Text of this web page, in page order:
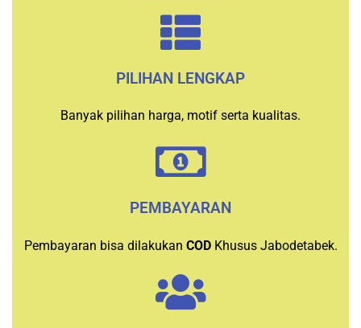
PILIHAN LENGKAP
Banyak pilihan harga, motif serta kualitas.
PEMBAYARAN
Pembayaran bisa dilakukan COD Khusus Jabodetabek.